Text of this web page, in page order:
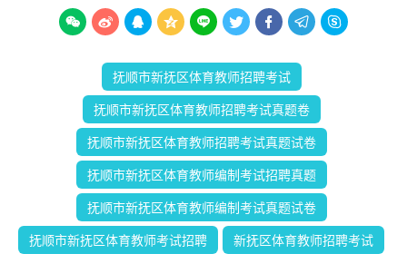
        
抚顺市新抚区体育教师招聘考试
抚顺市新抚区体育教师招聘考试真题卷
抚顺市新抚区体育教师招聘考试真题试卷
抚顺市新抚区体育教师编制考试招聘真题
抚顺市新抚区体育教师编制考试真题试卷
抚顺市新抚区体育教师考试招聘 新抚区体育教师招聘考试